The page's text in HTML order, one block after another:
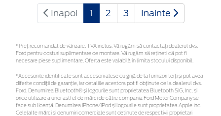
Inapoi 1 2 3 Inainte
*Preţ recomandat de vânzare, TVA inclus. Vă rugăm să contactaţi dealerul dvs.
Ford pentru costuri suplimentare de montare. Vă rugăm să rețineți că pot fi
necesare piese suplimentare. Oferta este valabilă în limita stocului disponibil.
*Accesoriile identificate sunt accesorii alese cu grijă de la furnizori terți și pot avea
diferite condiții de garanție, iar detaliile acestora pot fi obținute de la dealerul dvs.
Ford. Denumirea Bluetooth® și logourile sunt proprietatea Bluetooth SIG, Inc. și
orice utilizare a unor astfel de mărci de către compania Ford Motor Company se
face sub licență. Denumirea iPhone/iPod și logourile sunt proprietatea Apple Inc.
Celelalte mărci și denumiri comerciale sunt deținute de respectivii proprietari